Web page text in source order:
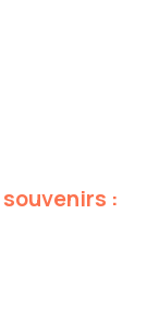
souvenirs :